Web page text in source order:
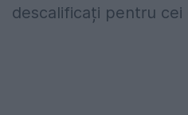
descalificați pentru